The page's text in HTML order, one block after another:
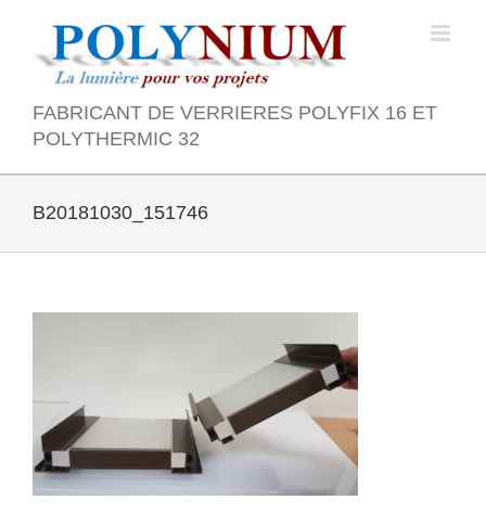
content
FABRICANT DE VERRIERES POLYFIX 16 ET
POLYTHERMIC 32
B20181030_151746